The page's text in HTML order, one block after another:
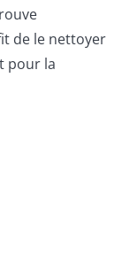
de le nettoyer
pour la